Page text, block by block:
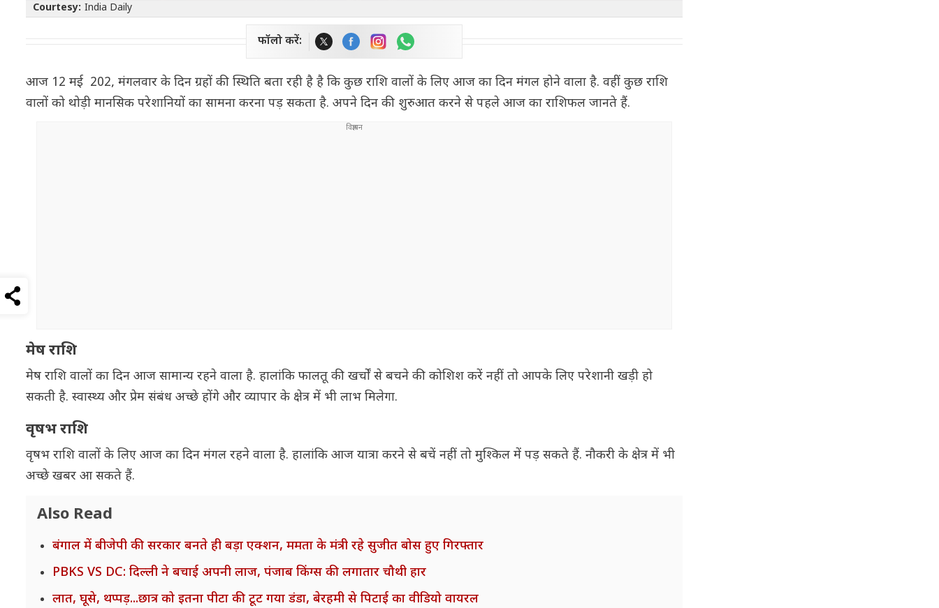
Courtesy: India Daily
फॉलो करें:
आज 12 मई 202, मंगलवार के दिन ग्रहों की स्थिति बता रही है है कि कुछ राशि वालों के लिए आज का दिन मंगल होने वाला है. वहीं कुछ राशि
वालों को थोड़ी मानसिक परेशानियों का सामना करना पड़ सकता है. अपने दिन की शुरुआत करने से पहले आज का राशिफल जानते हैं.
मेष राशि
मेष राशि वालों का दिन आज सामान्य रहने वाला है. हालांकि फालतू की खर्चों से बचने की कोशिश करें नहीं तो आपके लिए परेशानी खड़ी हो
सकती है. स्वास्थ्य और प्रेम संबंध अच्छे होंगे और व्यापार के क्षेत्र में भी लाभ मिलेगा.
वृषभ राशि
वृषभ राशि वालों के लिए आज का दिन मंगल रहने वाला है. हालांकि आज यात्रा करने से बचें नहीं तो मुश्किल में पड़ सकते हैं. नौकरी के क्षेत्र में भी
अच्छे खबर आ सकते हैं.
Also Read
बंगाल में बीजेपी की सरकार बनते ही बड़ा एक्शन, ममता के मंत्री रहे सुजीत बोस हुए गिरफ्तार
PBKS VS DC: दिल्ली ने बचाई अपनी लाज, पंजाब किंग्स की लगातार चौथी हार
लात, घूसे, थप्पड़...छात्र को इतना पीटा की टूट गया डंडा, बेरहमी से पिटाई का वीडियो वायरल